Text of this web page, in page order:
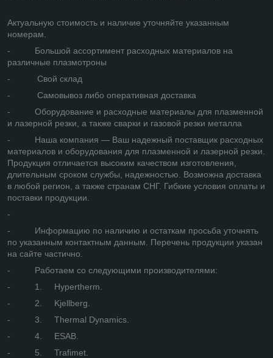
Актуальную стоимость и наличие уточняйте указанным
номерам.
- Большой ассортимент расходных материалов на
различные плазмотроны
- Свой склад
- Самовывоз либо оперативная доставка
- Оборудование и расходные материалы для плазменной
и лазерной резки, а также сварки и газовой резки металла
- Наша компания — Ваш надежный поставщик расходных
материалов и оборудования для плазменной и лазерной резки.
Продукция отличается высоким качеством изготовления,
длительным сроком службы, надежностью. Возможна доставка
в любой регион, а также странам СНГ. Гибкие условия оплаты и
поставки продукции.
-
- Информацию по наличию и остаткам просьба уточнять
по указанным контактным данным. Перечень продукции указан
на сайте частично.
- Работаем со следующими производителями:
- 1. Hypertherm.
- 2. Kjellberg.
- 3. Thermal Dynamics.
- 4. ESAB.
- 5. Trafimet.